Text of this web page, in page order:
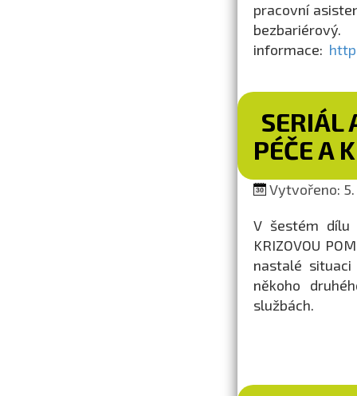
pracovní
informace:
SERIÁL
PÉČE A
Vytvořeno: 5.
V šestém dílu
KRIZOVOU
nastalé
někoho
službách.